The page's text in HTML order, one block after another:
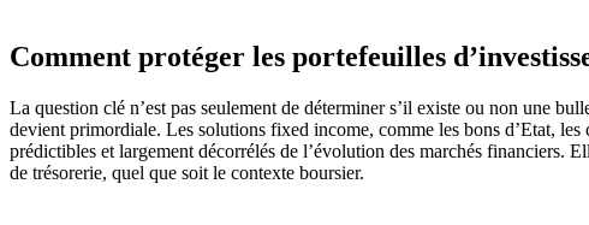
Comment protéger les portefeuilles
La question clé n’est pas seulement de déterminer s’il existe ou non une
devient primordiale. Les solutions fixed income, comme les bons d’Etat,
prédictibles et largement décorrélés de l’évolution des marchés financiers.
de trésorerie, quel que soit le contexte boursier.